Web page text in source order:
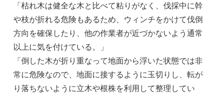
「枯れ木は健全な木と比べて粘りがなく、伐採中に幹
や枝が折れる危険もあるため、ウィンチをかけて伐倒
方向を確保したり、他の作業者が近づかないよう通常
以上に気を付けている。」
「倒した木が折り重なって地面から浮いた状態では非
常に危険なので、地面に接するように玉切りし、転が
り落ちないように立木や根株を利用して整理してい